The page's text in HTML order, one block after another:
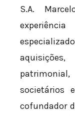
S.A.
societários
cofundador